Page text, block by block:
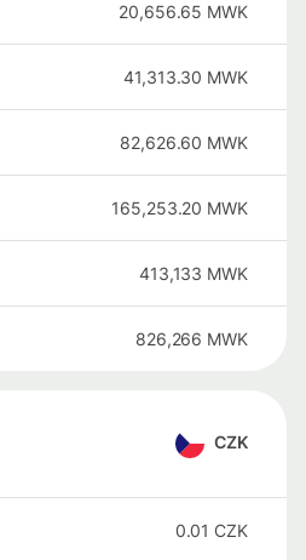
20,656.65 MWK
41,313.30 MWK
82,626.60 MWK
165,253.20 MWK
413,133 MWK
826,266 MWK
CZK
0.01 CZK